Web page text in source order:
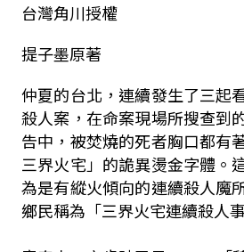
台灣角川授權
提子墨原著
仲夏的台北，連續發生了三起
殺人案，在命案現場所搜查到
告中，被焚燒的死者胸口都有
三界火宅」的詭異燙金字體。
為是有縱火傾向的連續殺人魔
鄉民稱為「三界火宅連續殺人